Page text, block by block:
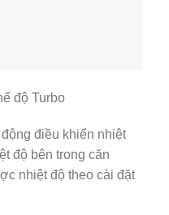
độ Turbo
điều khiển nhiệt
độ bên trong căn
nhiệt độ theo cài đặt